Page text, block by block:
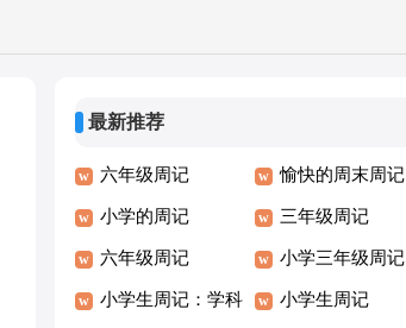
最新推荐
六年级周记 愉快的周末周记
小学的周记 三年级周记
六年级周记 小学三年级周记
小学生周记：学科 小学生周记